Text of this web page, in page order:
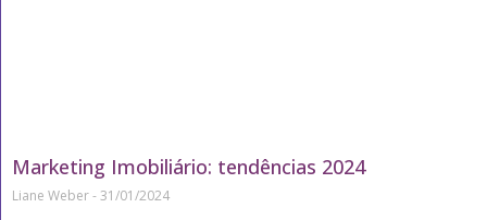
Marketing Imobiliário: tendências 2024
Liane Weber 31/01/2024